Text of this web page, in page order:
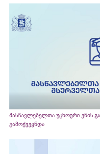
მასწავლებელთა უცხოური ენის
გამოქვეყნდა